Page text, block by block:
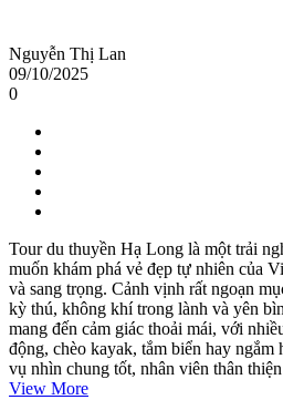
Nguyễn Thị Lan
09/10/2025
0
Tour du thuyền Hạ Long là một trải
muốn khám phá vẻ đẹp tự nhiên của
và sang trọng. Cảnh vịnh rất ngoạn
kỳ thú, không khí trong lành và yên
mang đến cảm giác thoải mái, với
động, chèo kayak, tắm biển hay
vụ nhìn chung tốt, nhân viên thân
View More